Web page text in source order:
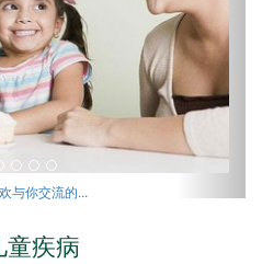
与你交流的...
童疾病